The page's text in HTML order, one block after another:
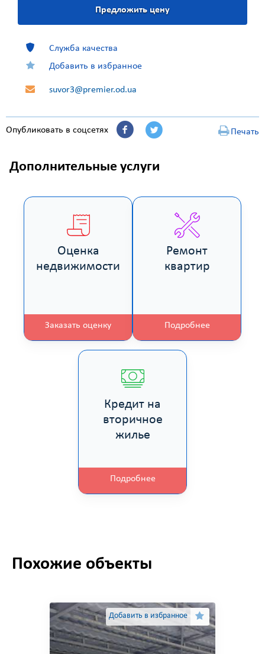
Предложить цену
Служба качества
Добавить в избранное
suvor3@premier.od.ua
Опубликовать в соцсетях Печать
Дополнительные услуги
Оценка
недвижимости
Заказать оценку
Ремонт
квартир
Подробнее
Кредит на
вторичное
жилье
Подробнее
Похожие объекты
Добавить в избранное